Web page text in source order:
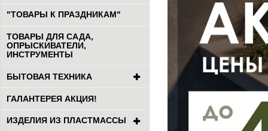
"ТОВАРЫ К ПРАЗДНИКАМ"
ТОВАРЫ ДЛЯ САДА,
ОПРЫСКИВАТЕЛИ,
ИНСТРУМЕНТЫ
БЫТОВАЯ ТЕХНИКА
ГАЛАНТЕРЕЯ АКЦИЯ!
ИЗДЕЛИЯ ИЗ ПЛАСТМАССЫ